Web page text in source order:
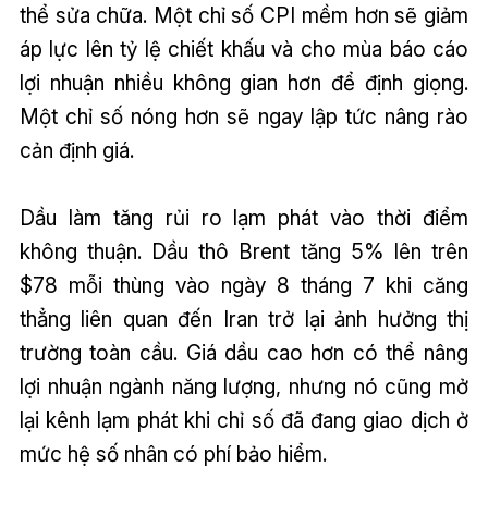
thể sửa chữa. Một chỉ số CPI mềm hơn sẽ giảm
áp lực lên tỷ lệ chiết khấu và cho mùa báo cáo
lợi nhuận nhiều không gian hơn để định giọng.
Một chỉ số nóng hơn sẽ ngay lập tức nâng rào
cản định giá.
Dầu làm tăng rủi ro lạm phát vào thời điểm
không thuận. Dầu thô Brent tăng 5% lên trên
$78 mỗi thùng vào ngày 8 tháng 7 khi căng
thẳng liên quan đến Iran trở lại ảnh hưởng thị
trường toàn cầu. Giá dầu cao hơn có thể nâng
lợi nhuận ngành năng lượng, nhưng nó cũng mở
lại kênh lạm phát khi chỉ số đã đang giao dịch ở
mức hệ số nhân có phí bảo hiểm.